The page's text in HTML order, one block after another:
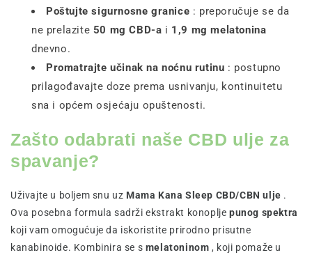
Poštujte sigurnosne granice : preporučuje se da
ne prelazite 50 mg CBD-a i 1,9 mg melatonina
dnevno.
Promatrajte učinak na noćnu rutinu : postupno
prilagođavajte doze prema usnivanju, kontinuitetu
sna i općem osjećaju opuštenosti.
Zašto odabrati naše CBD ulje za
spavanje?
Uživajte u boljem snu uz Mama Kana Sleep CBD/CBN ulje .
Ova posebna formula sadrži ekstrakt konopljepunog spektra
koji vam omogućuje da iskoristite prirodno prisutne
kanabinoide. Kombinira se s melatoninom , koji pomaže u